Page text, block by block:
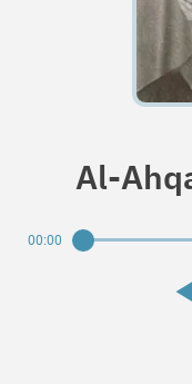
00:00